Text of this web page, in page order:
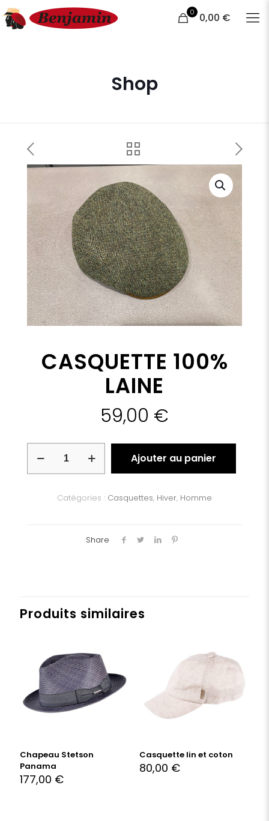
0 0,00 €
Shop
CASQUETTE 100%
LAINE
59,00 €
Ajouter au panier
Catégories : Casquettes, Hiver, Homme
Share
Produits similaires
Chapeau Stetson
Panama
177,00 €
Casquette lin et coton
80,00 €